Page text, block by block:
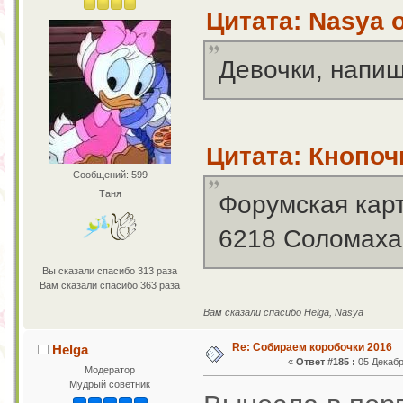
Сообщений: 599
Таня
Вы сказали спасибо 313 раза
Вам сказали спасибо 363 раза
Цитата: Nasya
Девочки,
Цитата:
Форумская
6218
Вам сказали спасибо Helga, Nasya
Helga
Модератор
Мудрый советник
Re: Собираем коробочки 2016
« Ответ #185 : 05